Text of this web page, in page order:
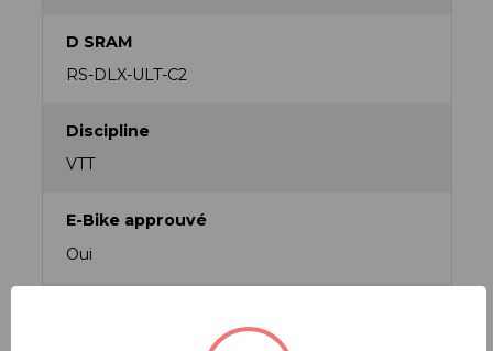
D SRAM
RS-DLX-ULT-C2
Discipline
VTT
E-Bike approuvé
Oui